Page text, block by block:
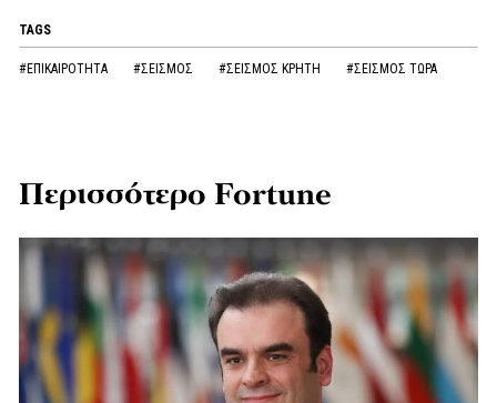
TAGS
#ΕΠΙΚΑΙΡΟΤΗΤΑ #ΣΕΙΣΜΟΣ #ΣΕΙΣΜΟΣ ΚΡΗΤΗ #ΣΕΙΣΜΟΣ ΤΩΡΑ
Περισσότερο Fortune